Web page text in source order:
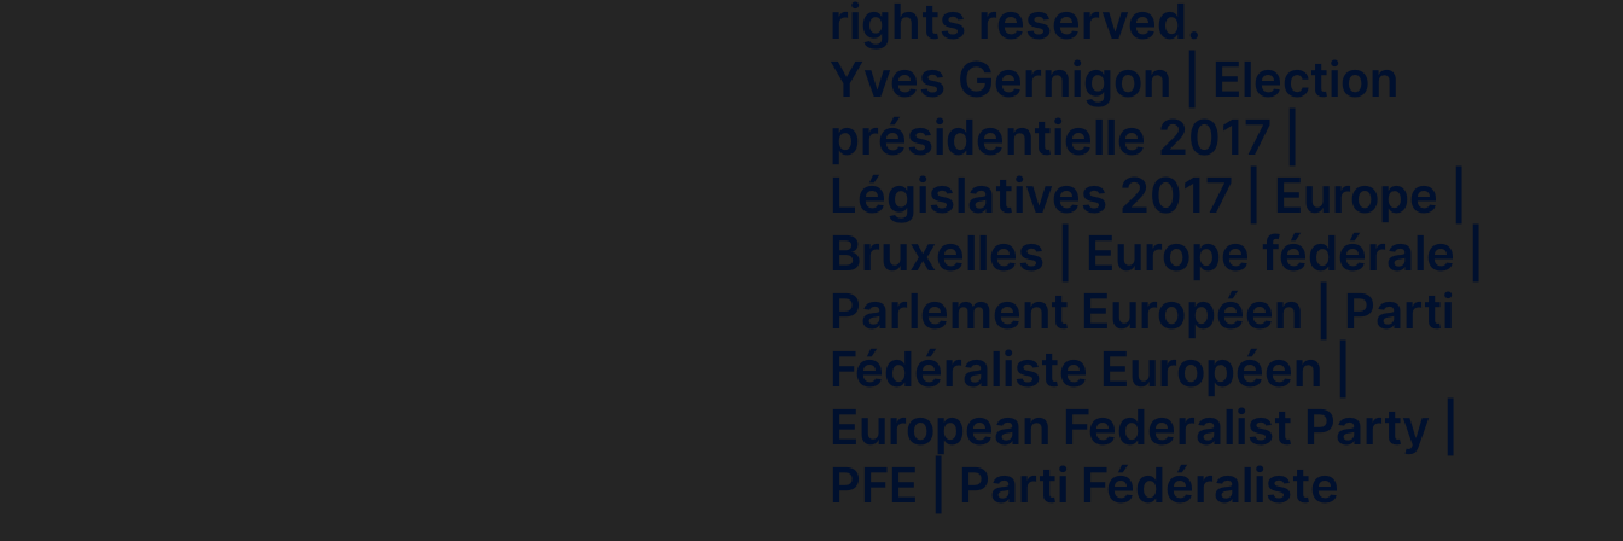
rights reserved.
Yves Gernigon | Election
présidentielle 2017 |
Législatives 2017 | Europe |
Bruxelles | Europe fédérale |
Parlement Européen | Parti
Fédéraliste Européen |
European Federalist Party |
PFE | Parti Fédéraliste